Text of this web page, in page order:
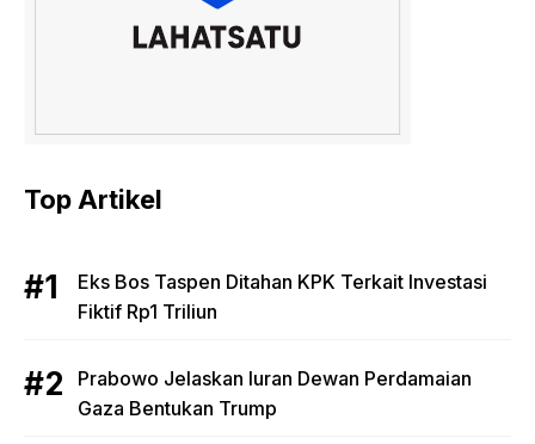
Top Artikel
Eks Bos Taspen Ditahan KPK Terkait Investasi
Fiktif Rp1 Triliun
Prabowo Jelaskan Iuran Dewan Perdamaian
Gaza Bentukan Trump